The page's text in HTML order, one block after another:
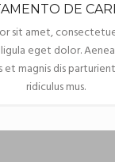
DE
sit amet,
eget dolor.
magnis dis
ridiculus mus.